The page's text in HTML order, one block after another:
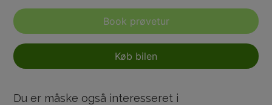
Book prøvetur
Køb bilen
Du er måske også interesseret i